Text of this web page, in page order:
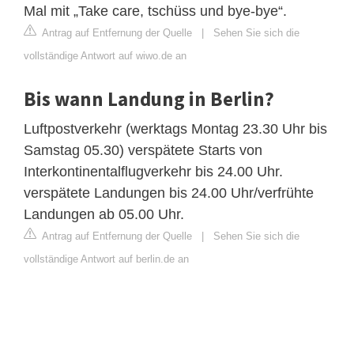
Mal mit „Take care, tschüss und bye-bye“.
Antrag auf Entfernung der Quelle | Sehen Sie sich die
vollständige Antwort auf wiwo.de an
Bis wann Landung in Berlin?
Luftpostverkehr (werktags Montag 23.30 Uhr bis
Samstag 05.30) verspätete Starts von
Interkontinentalflugverkehr bis 24.00 Uhr.
verspätete Landungen bis 24.00 Uhr/verfrühte
Landungen ab 05.00 Uhr.
Antrag auf Entfernung der Quelle | Sehen Sie sich die
vollständige Antwort auf berlin.de an